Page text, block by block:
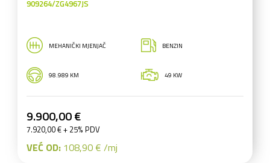
909264/ZG4967JS
MEHANIČKI MJENJAČ BENZIN
98.989 KM 49 KW
9.900,00 €
7.920,00 € + 25% PDV
VEĆ OD: 108,90 € /mj